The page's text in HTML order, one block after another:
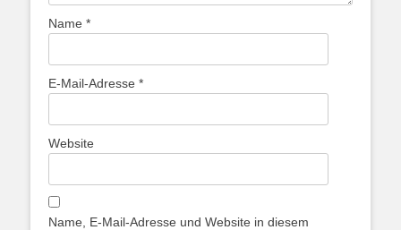
Name *
E-Mail-Adresse *
Website
Name, E-Mail-Adresse und Website in diesem